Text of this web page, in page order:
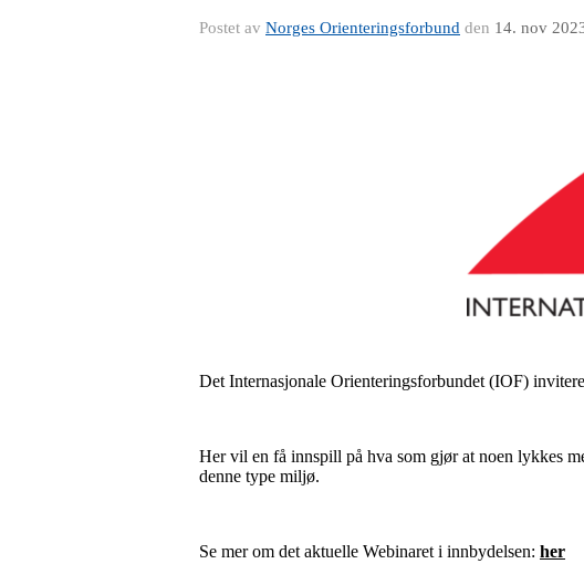
Postet av Norges Orienteringsforbund den 14. nov
Det Internasjonale Orienteringsforbundet (IOF)
Her vil en få innspill på hva som gjør at noen lykkes
denne type miljø.
Se mer om det aktuelle Webinaret i innbydelsen: her